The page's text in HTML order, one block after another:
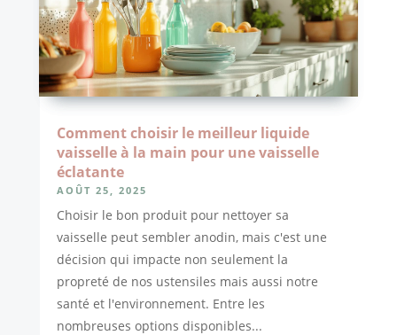
Comment choisir le meilleur liquide
vaisselle à la main pour une vaisselle
éclatante
AOÛT 25, 2025
Choisir le bon produit pour nettoyer sa
vaisselle peut sembler anodin, mais c'est une
décision qui impacte non seulement la
propreté de nos ustensiles mais aussi notre
santé et l'environnement. Entre les
nombreuses options disponibles...